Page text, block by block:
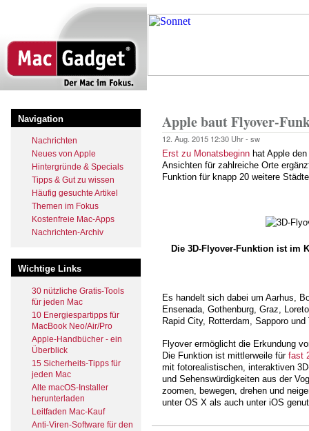
zum
Navigation
Nachrichten
Neues von Apple
Hintergründe & Specials
Tipps & Gut zu wissen
Häufig gesuchte Artikel
Themen im Fokus
Kostenfreie Mac-Apps
Nachrichten-Archiv
Wichtige Links
30 nützliche Gratis-Tools
für jeden Mac
10 Energiespartipps für
MacBook Neo/Air/Pro
Apple-Handbücher - ein
Überblick
15 Sicherheits-Tipps für
jeden Mac
Alte macOS-Installer
herunterladen
Leitfaden Mac-Kauf
Anti-Viren-Software für den
Apple baut Flyover-
12. Aug. 2015 12:30 Uhr - sw
Erst zu Monatsbeginn hat Apple
Ansichten für zahlreiche Orte
Funktion für knapp 20 weitere
Die 3D-Flyover-Funktion ist im
Es handelt sich dabei um Aarhus,
Ensenada, Gothenburg, Graz,
Rapid City, Rotterdam, Sapporo und
Flyover ermöglicht die Erkundung
Die Funktion ist mittlerweile für fast
mit fotorealistischen, interaktiven
und Sehenswürdigkeiten aus der
zoomen, bewegen, drehen und
unter OS X als auch unter iOS